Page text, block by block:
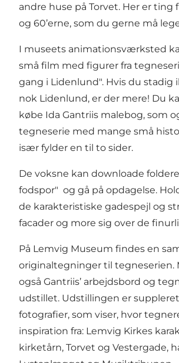
andre huse på Torvet. Her er ting
og 60’erne, som du gerne må
I museets animationsværksted
små film med figurer fra
gang i Lidenlund". Hvis du stadig
nok Lidenlund, er der mere! Du
købe Ida Gantriis malebog, som
tegneserie med mange små
især fylder en til to sider.
De voksne kan downloade
fodspor" og gå på opdagelse.
de karakteristiske gadespejl og
facader og more sig over de
På Lemvig Museum findes en
originaltegninger til tegneserien.
også Gantriis’ arbejdsbord og
udstillet. Udstillingen er
fotografier, som viser, hvor
inspiration fra: Lemvig Kirkes
kirketårn, Torvet og Vestergade,